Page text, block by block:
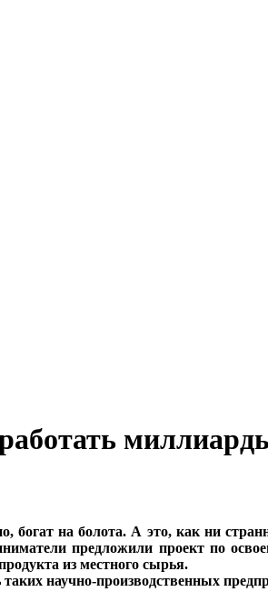
богат на болота. А это, как ни
предложили проект по
из местного сырья.
научно-производственных